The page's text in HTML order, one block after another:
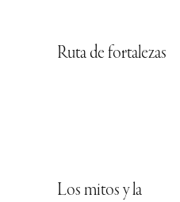
Ruta de fortalezas
Los mitos y la